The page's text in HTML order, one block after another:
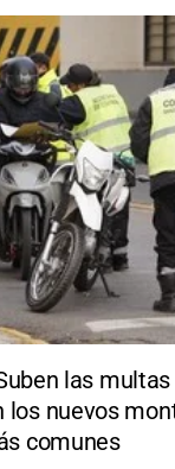
las multas
los nuevos
comunes